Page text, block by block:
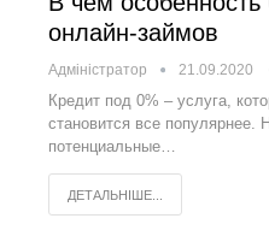
онлайн-займов
Адміністратор 21.09.2020
Кредит под 0% – услуга,
становится все популярнее.
потенциальные…
ДЕТАЛЬНІШЕ...